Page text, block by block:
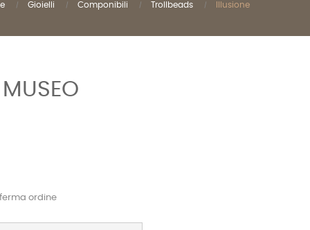
Gioielli Componibili Trollbeads Illusione
ordine